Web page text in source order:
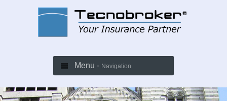
Menu - Navigation